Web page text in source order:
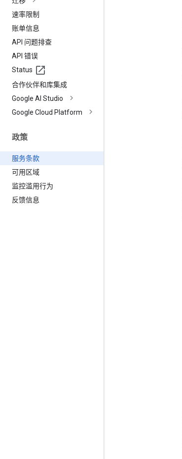
速率限制
账单信息
API 问题排查
API 错误
Status
合作伙伴和库集成
Google AI Studio
Google Cloud Platform
政策
服务条款
可用区域
监控滥用行为
反馈信息